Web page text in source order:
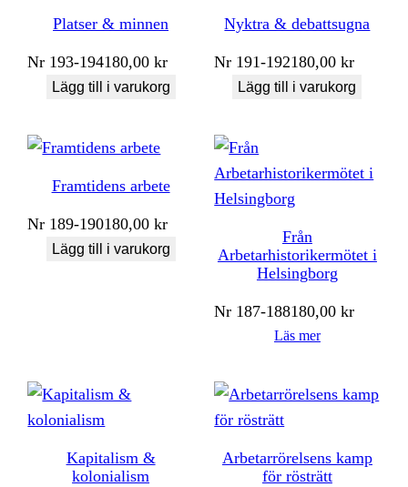
Platser & minnen
Nr 193-194180,00kr
Lägg till i varukorg
Nyktra & debattsugna
Nr 191-192180,00kr
Lägg till i varukorg
Framtidens arbete
Nr 189-190180,00kr
Lägg till i varukorg
Från
Arbetarhistorikermötet i
Helsingborg
Nr 187-188180,00kr
Läs mer
Kapitalism &
kolonialism
Arbetarrörelsens kamp
för rösträtt